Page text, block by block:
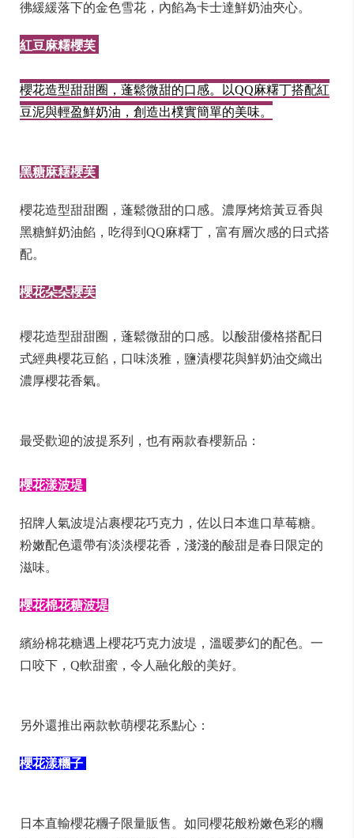
彿緩緩落下的金色雪花，內餡為卡士達鮮奶油夾心。
紅豆麻糬櫻芙
櫻花造型甜甜圈，蓬鬆微甜的口感。以QQ麻糬丁搭配紅
豆泥與輕盈鮮奶油，創造出樸實簡單的美味。
黑糖麻糬櫻芙
櫻花造型甜甜圈，蓬鬆微甜的口感。濃厚烤焙黃豆香與
黑糖鮮奶油餡，吃得到QQ麻糬丁，富有層次感的日式搭
配。
櫻花朵朵櫻芙
櫻花造型甜甜圈，蓬鬆微甜的口感。以酸甜優格搭配日
式經典櫻花豆餡，口味淡雅，鹽漬櫻花與鮮奶油交織出
濃厚櫻花香氣。
最受歡迎的波提系列，也有兩款春櫻新品：
櫻花漾波堤
招牌人氣波堤沾裹櫻花巧克力，佐以日本進口草莓糖。
粉嫩配色還帶有淡淡櫻花香，淺淺的酸甜是春日限定的
滋味。
櫻花棉花糖波堤
繽紛棉花糖遇上櫻花巧克力波堤，溫暖夢幻的配色。一
口咬下，Q軟甜蜜，令人融化般的美好。
另外還推出兩款軟萌櫻花系點心：
櫻花漾糰子
日本直輸櫻花糰子限量販售。如同櫻花般粉嫩色彩的糰